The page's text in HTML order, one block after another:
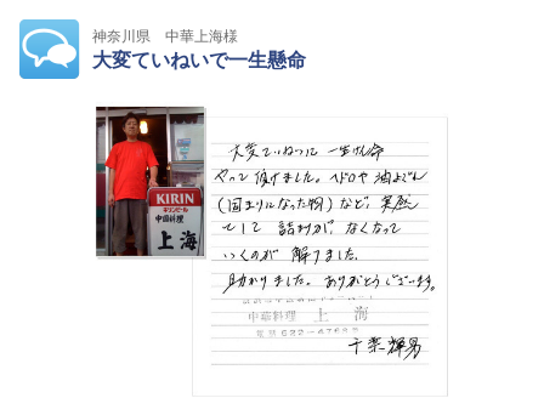
神奈川県 中華上海様
大変ていねいで一生懸命